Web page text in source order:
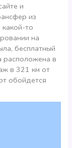
и
из
то
на
бесплатный
в
в 321 км от
обойдется